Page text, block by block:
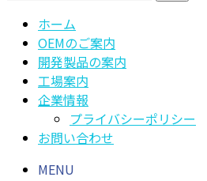
ホーム
OEMのご案内
開発製品の案内
工場案内
企業情報
プライバシーポリシー
お問い合わせ
MENU